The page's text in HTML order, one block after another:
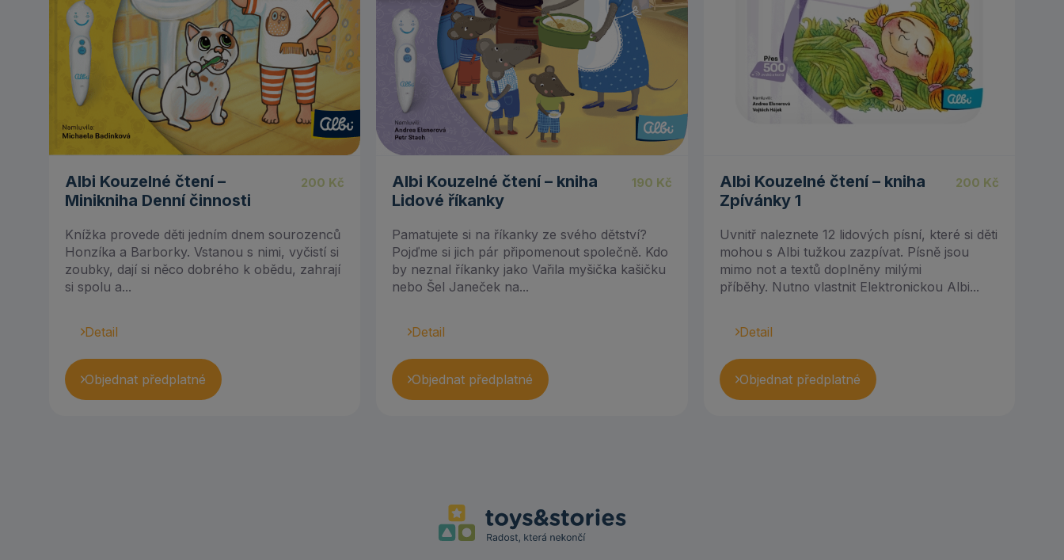
Albi Kouzelné čtení –
Minikniha Denní činnosti
200 Kč
Knížka provede děti jedním dnem sourozenců
Honzíka a Barborky. Vstanou s nimi, vyčistí si
zoubky, dají si něco dobrého k obědu, zahrají
si spolu a...
Detail
Objednat předplatné
Albi Kouzelné čtení – kniha
Lidové říkanky
190 Kč
Pamatujete si na říkanky ze svého dětství?
Pojďme si jich pár připomenout společně. Kdo
by neznal říkanky jako Vařila myšička kašičku
nebo Šel Janeček na...
Detail
Objednat předplatné
Albi Kouzelné čtení – kniha
Zpívánky 1
200 Kč
Uvnitř naleznete 12 lidových písní, které si děti
mohou s Albi tužkou zazpívat. Písně jsou
mimo not a textů doplněny milými
příběhy. Nutno vlastnit Elektronickou Albi...
Detail
Objednat předplatné